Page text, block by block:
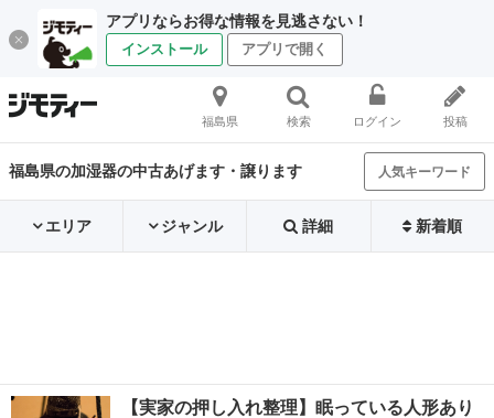
アプリならお得な情報を見逃さない！
インストール アプリで開く
福島県 検索 ログイン 投稿
福島県の加湿器の中古あげます・譲ります 人気キーワード
エリア ジャンル 詳細 新着順
【実家の押し入れ整理】眠っている人形あり